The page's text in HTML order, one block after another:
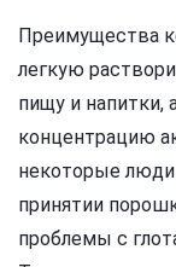
Преимущества
легкую
пищу и
концентрацию
некоторые
принятии
проблемы с